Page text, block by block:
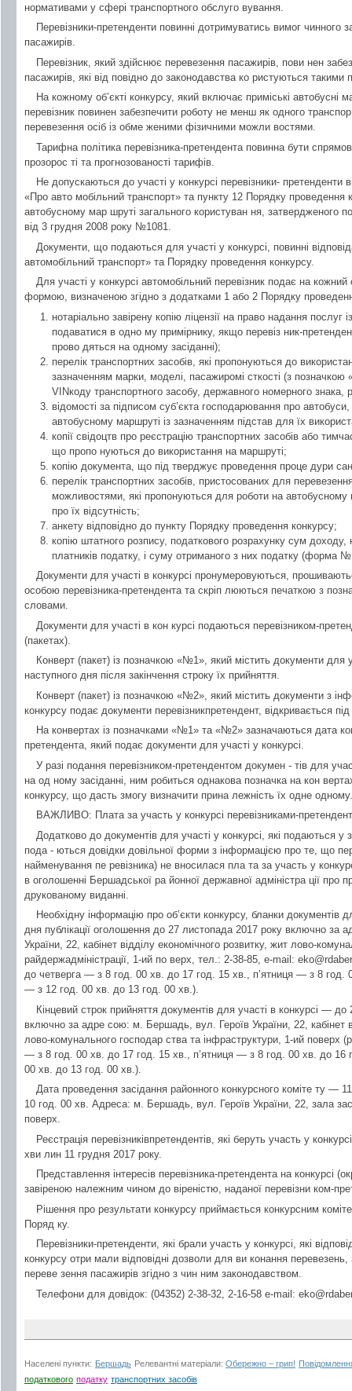
нормативами у сфері транспортного обслуго вування.
Перевізники-претенденти повинні дотримуватись вимог чинного
пасажирів.
Перевізник, який здійснює перевезення пасажирів, пови нен
пасажирів, які від повідно до законодавства ко ристуються такими
На кожному об’єкті конкурсу, який включає приміські автобусні
перевізник повинен забезпечити роботу не менш як одного
перевезення осіб із обме женими фізичними можли востями.
Тарифна політика перевізника-претендента повинна бути
прозорос ті та прогнозованості тарифів.
Не допускаються до участі у конкурсі перевізники- претенденти
«Про авто мобільний транспорт» та пункту 12 Порядку проведення
автобусному мар шруті загального користуван ня, затвердженого
від 3 грудня 2008 року №1081.
Документи, що подаються для участі у конкурсі, повинні
автомобільний транспорт» та Порядку проведення конкурсу.
Для участі у конкурсі автомобільний перевізник подає на
формою, визначеною згідно з додатками 1 або 2 Порядку
нотаріально завірену копію ліцензії на право надання
подаватися в одно му примірнику, якщо перевіз ник-
прово дяться на одному засіданні);
перелік транспортних засобів, які пропонуються до
зазначенням марки, моделі, пасажиромі сткості (з позначкою
VINкоду транспортного засобу, державного номерного знака,
відомості за підписом суб’єкта господарювання про
автобусному маршруті із зазначенням підстав для їх
копії свідоцтв про реєстрацію транспортних засобів або
що пропо нуються до використання на маршруті;
копію документа, що під тверджує проведення проце дури
перелік транспортних засобів, пристосованих для
можливостями, які пропонуються для роботи на
про їх відсутність;
анкету відповідно до пункту Порядку проведення конкурсу;
копію штатного розпису, податкового розрахунку сум
платників податку, і суму отриманого з них податку (форма
Документи для участі в конкурсі пронумеровуються,
особою перевізника-претендента та скріп люються печаткою з
словами.
Документи для участі в кон курсі подаються перевізником-
(пакетах).
Конверт (пакет) із позначкою «№1», який містить документи для
наступного дня після закінчення строку їх прийняття.
Конверт (пакет) із позначкою «№2», який містить документи з
конкурсу подає документи перевізникпретендент, відкривається
На конвертах із позначками «№1» та «№2» зазначаються дата
претендента, який подає документи для участі у конкурсі.
У разі подання перевізником-претендентом докумен - тів для
на од ному засіданні, ним робиться однакова позначка на кон
конкурсу, що дасть змогу визначити прина лежність їх одне одному.
ВАЖЛИВО: Плата за участь у конкурсі перевізниками-
Додатково до документів для участі у конкурсі, які подаються
пода - ються довідки довільної форми з інформацією про те, що
найменування пе ревізника) не вносилася пла та за участь у
в оголошенні Бершадської ра йонної державної адміністра ції про
друкованому виданні.
Необхідну інформацію про об’єкти конкурсу, бланки документів
дня публікації оголошення до 27 листопада 2017 року включно
України, 22, кабінет відділу економічного розвитку, жит лово-
райдержадміністрації, 1-ий по верх, тел.: 2-38-85, e-mail:
до четверга — з 8 год. 00 хв. до 17 год. 15 хв., п’ятниця — з 8 год.
— з 12 год. 00 хв. до 13 год. 00 хв.).
Кінцевий строк прийняття документів для участі в конкурсі —
включно за адре сою: м. Бершадь, вул. Героїв України, 22, кабінет
лово-комунального господар ства та інфраструктури, 1-ий поверх
— з 8 год. 00 хв. до 17 год. 15 хв., п’ятниця — з 8 год. 00 хв. до 16
00 хв. до 13 год. 00 хв.).
Дата проведення засідання районного конкурсного коміте ту —
10 год. 00 хв. Адреса: м. Бершадь, вул. Героїв України, 22, зала
поверх.
Реєстрація перевізниківпретендентів, які беруть участь у
хви лин 11 грудня 2017 року.
Представлення інтересів перевізника-претендента на конкурсі
завіреною належним чином до віреністю, наданої перевізни ком-
Рішення про результати конкурсу приймається конкурсним
Поряд ку.
Перевізники-претенденти, які брали участь у конкурсі, які
конкурсу отри мали відповідні дозволи для ви конання перевезень,
переве зення пасажирів згідно з чин ним законодавством.
Телефони для довідок: (04352) 2-38-32, 2-16-58 e-mail:
Населені пункти: Бершадь Релевантні матеріали: Обережно – грип!
податкового податку транспортних засобів